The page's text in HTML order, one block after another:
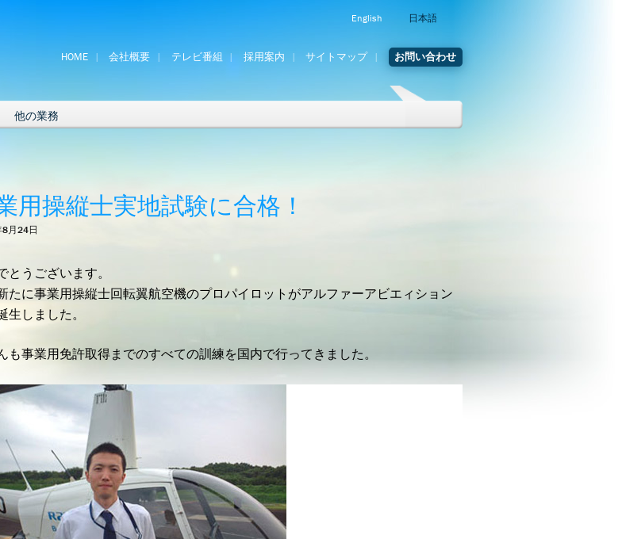
English 日本語
HOME 会社概要 テレビ番組 採用案内 サイトマップ お問い合わせ
他の業務
用操縦士実地試験に合格！
月24日
とうございます。
たに事業用操縦士回転翼航空機のプロパイロットがアルファーアビエィション
生しました。
も事業用免許取得までのすべての訓練を国内で行ってきました。
士・整備士｜募集情報’